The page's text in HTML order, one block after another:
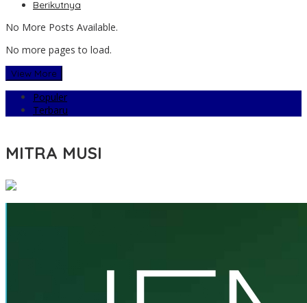
Berikutnya
No More Posts Available.
No more pages to load.
View More
Populer
Terbaru
MITRA MUSI